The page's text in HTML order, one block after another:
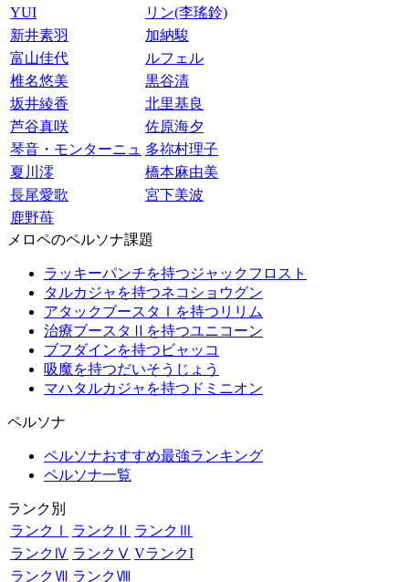
YUI
リン(李瑤鈴)
新井素羽
加納駿
富山佳代
ルフェル
椎名悠美
黒谷清
坂井綾香
北里基良
芦谷真咲
佐原海夕
琴音・モンターニュ 多祢村理子
夏川澪
橋本麻由美
長尾愛歌
宮下美波
鹿野苺
メロペのペルソナ課題
ラッキーパンチを持つジャックフロスト
タルカジャを持つネコショウグン
アタックブースタⅠを持つリリム
治療ブースタⅡを持つユニコーン
ブフダインを持つビャッコ
吸魔を持つだいそうじょう
マハタルカジャを持つドミニオン
ペルソナ
ペルソナおすすめ最強ランキング
ペルソナ一覧
ランク別
ランクⅠ
ランクⅡ ランクⅢ
ランクⅣ ランクⅤ VランクI
ランクⅦ ランクⅧ